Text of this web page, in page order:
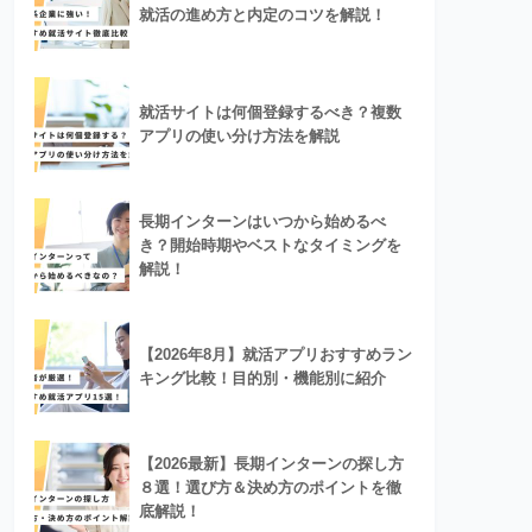
就活の進め方と内定のコツを解説！
就活サイトは何個登録するべき？複数
アプリの使い分け方法を解説
長期インターンはいつから始めるべ
き？開始時期やベストなタイミングを
解説！
【2026年8月】就活アプリおすすめラン
キング比較！目的別・機能別に紹介
【2026最新】長期インターンの探し方
８選！選び方＆決め方のポイントを徹
底解説！